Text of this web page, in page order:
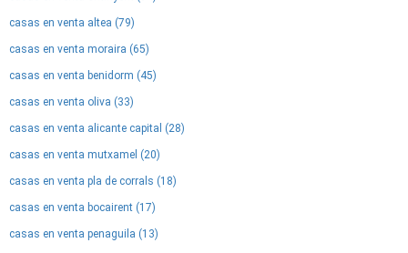
casas en venta altea (79)
casas en venta moraira (65)
casas en venta benidorm (45)
casas en venta oliva (33)
casas en venta alicante capital (28)
casas en venta mutxamel (20)
casas en venta pla de corrals (18)
casas en venta bocairent (17)
casas en venta penaguila (13)